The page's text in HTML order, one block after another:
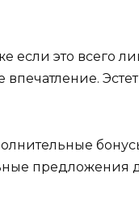
если это всего
предложения